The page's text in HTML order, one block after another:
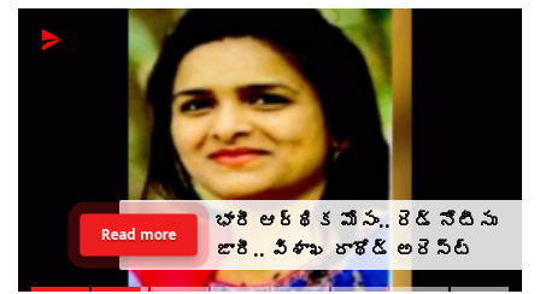
తండ్రి అంత్యక్రియలకు రాని
కుమార్తెలు.. వీడియో కాల్ ద్వారా
అంతా ముగించేశారు.. (video)
Read more